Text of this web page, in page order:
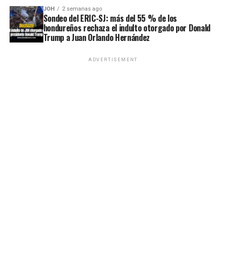
JOH 2 semanas ago
Sondeo del ERIC-SJ: más del 55 % de los
hondureños rechaza el indulto otorgado por Donald
Trump a Juan Orlando Hernández
ADVERTISEMENT